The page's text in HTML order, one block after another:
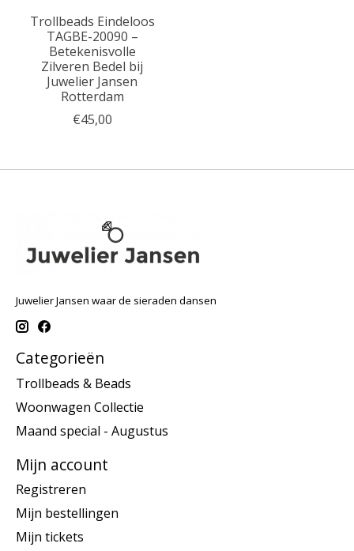
Trollbeads Eindeloos
TAGBE-20090 –
Betekenisvolle
Zilveren Bedel bij
Juwelier Jansen
Rotterdam
€45,00
Juwelier Jansen waar de sieraden dansen
Categorieën
Trollbeads & Beads
Woonwagen Collectie
Maand special - Augustus
Mijn account
Registreren
Mijn bestellingen
Mijn tickets